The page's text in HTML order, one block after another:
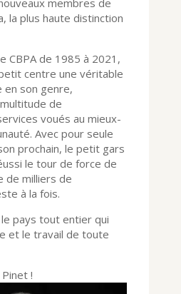
membres de
la plus haute distinction
CBPA de 1985 à 2021,
centre une véritable
en son genre,
de
voués au mieux-
Avec pour seule
prochain, le petit gars
le tour de force de
de milliers de
à la fois.
le pays tout entier qui
et le travail de toute
Pinet !